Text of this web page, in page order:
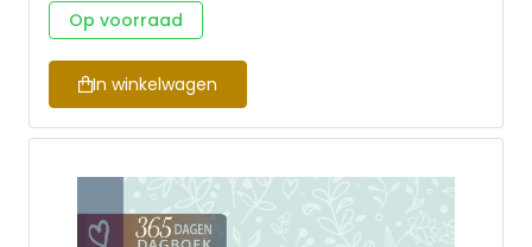
Op voorraad
In winkelwagen